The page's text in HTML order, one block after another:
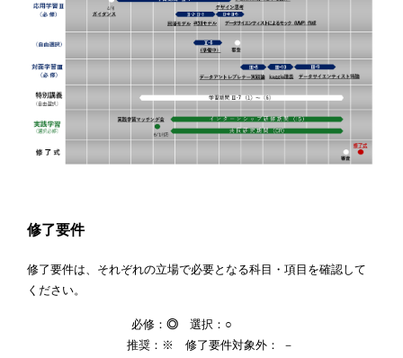
修了要件
修了要件は、それぞれの立場で必要となる科目・項目を確認して
ください。
必修： ◎ 選択：○
推奨：※ 修了要件対象外： －